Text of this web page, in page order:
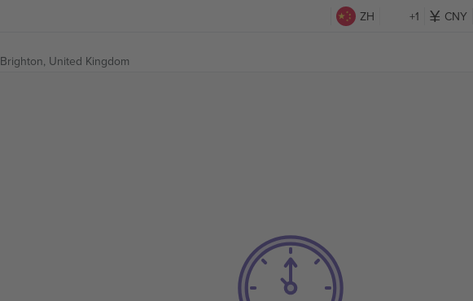
ZH +1 CNY
Brighton, United Kingdom